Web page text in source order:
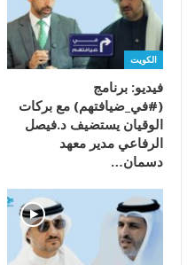
الكويت
فيديو: برنامج
(#في_ضيافتهم) مع بركات
الوقيان يستضيف د.فيصل
الرفاعي مدير معهد
دسمان…